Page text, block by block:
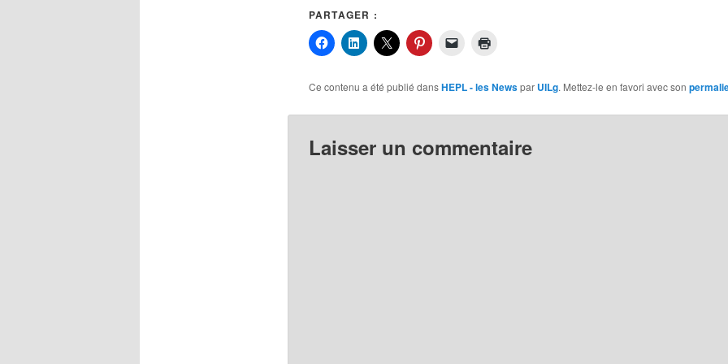
PARTAGER :
Ce contenu a été publié dansHEPL - les Newspar UILg. Mettez-le en favori avec son
Laisser un commentaire